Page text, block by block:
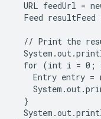
URL feedUrl =
Feed resultFeed
// Print the
for (int i = 0;
Entry entry =
  }